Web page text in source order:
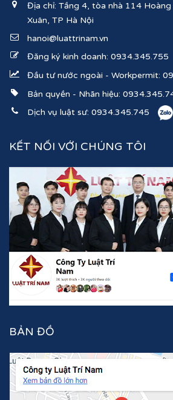
Địa chỉ: Tầng 4, tòa nhà 114 Hoàng
Xuân, TP Hà Nội
hanoi@luattrinam.vn
Đăng ký kinh doanh: 0934.345.755
Đầu tư nước ngoài - Workpermit:
Bản quyền - Nhãn hiệu:
Dịch vụ luật sư: 0934.345.745
KẾT NỐI VỚI CHÚNG TÔI
BẢN ĐỒ